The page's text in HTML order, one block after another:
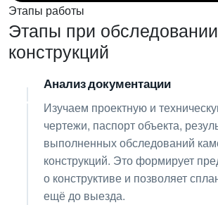
Этапы работы
Этапы при
конструкций
01 Анализ документации
Изучаем проектную и
чертежи, паспорт объекта,
выполненных обследований
конструкций. Это формирует
о конструктиве и позволяет
ещё до выезда.